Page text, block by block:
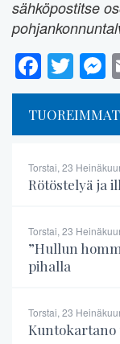
sähköpostitse
Torstai, 23
Rötöstelyä ja
Torstai, 23
”Hullun
pihalla
Torstai, 23
Kuntokartano